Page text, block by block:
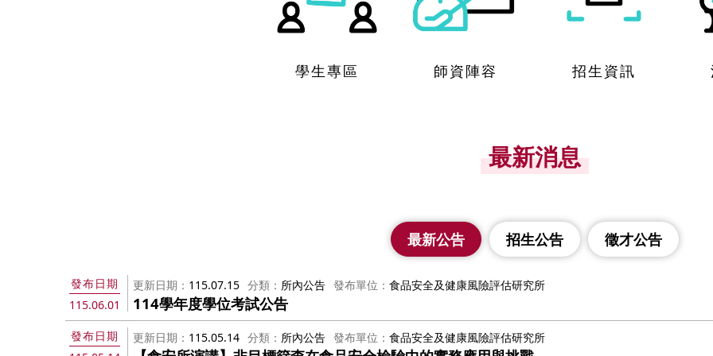
學生專區 師資陣容 招生資訊
最新消息
最新公告 招生公告 徵才公告
發布日期
115.06.01
更新日期 115.07.15 分類 所內公告 發布單位 食品安全及健康風險評估研究所
114學年度學位考試公告
發布日期
更新日期 115.05.14 分類 所內公告 發布單位 食品安全及健康風險評估研究所